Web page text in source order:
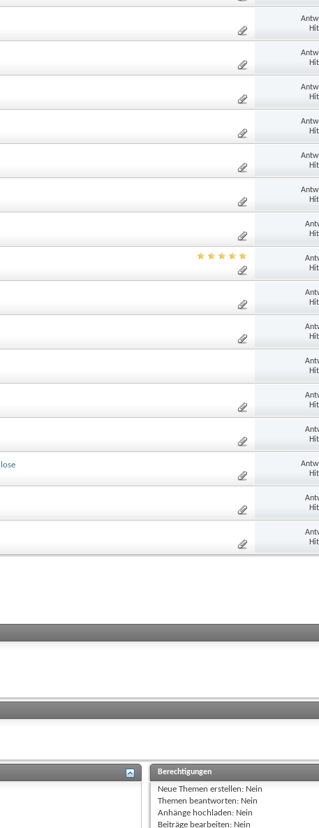
Berechtigungen
Neue Themen erstellen: Nein
Themen beantworten: Nein
Anhänge hochladen: Nein
Beiträge bearbeiten: Nein